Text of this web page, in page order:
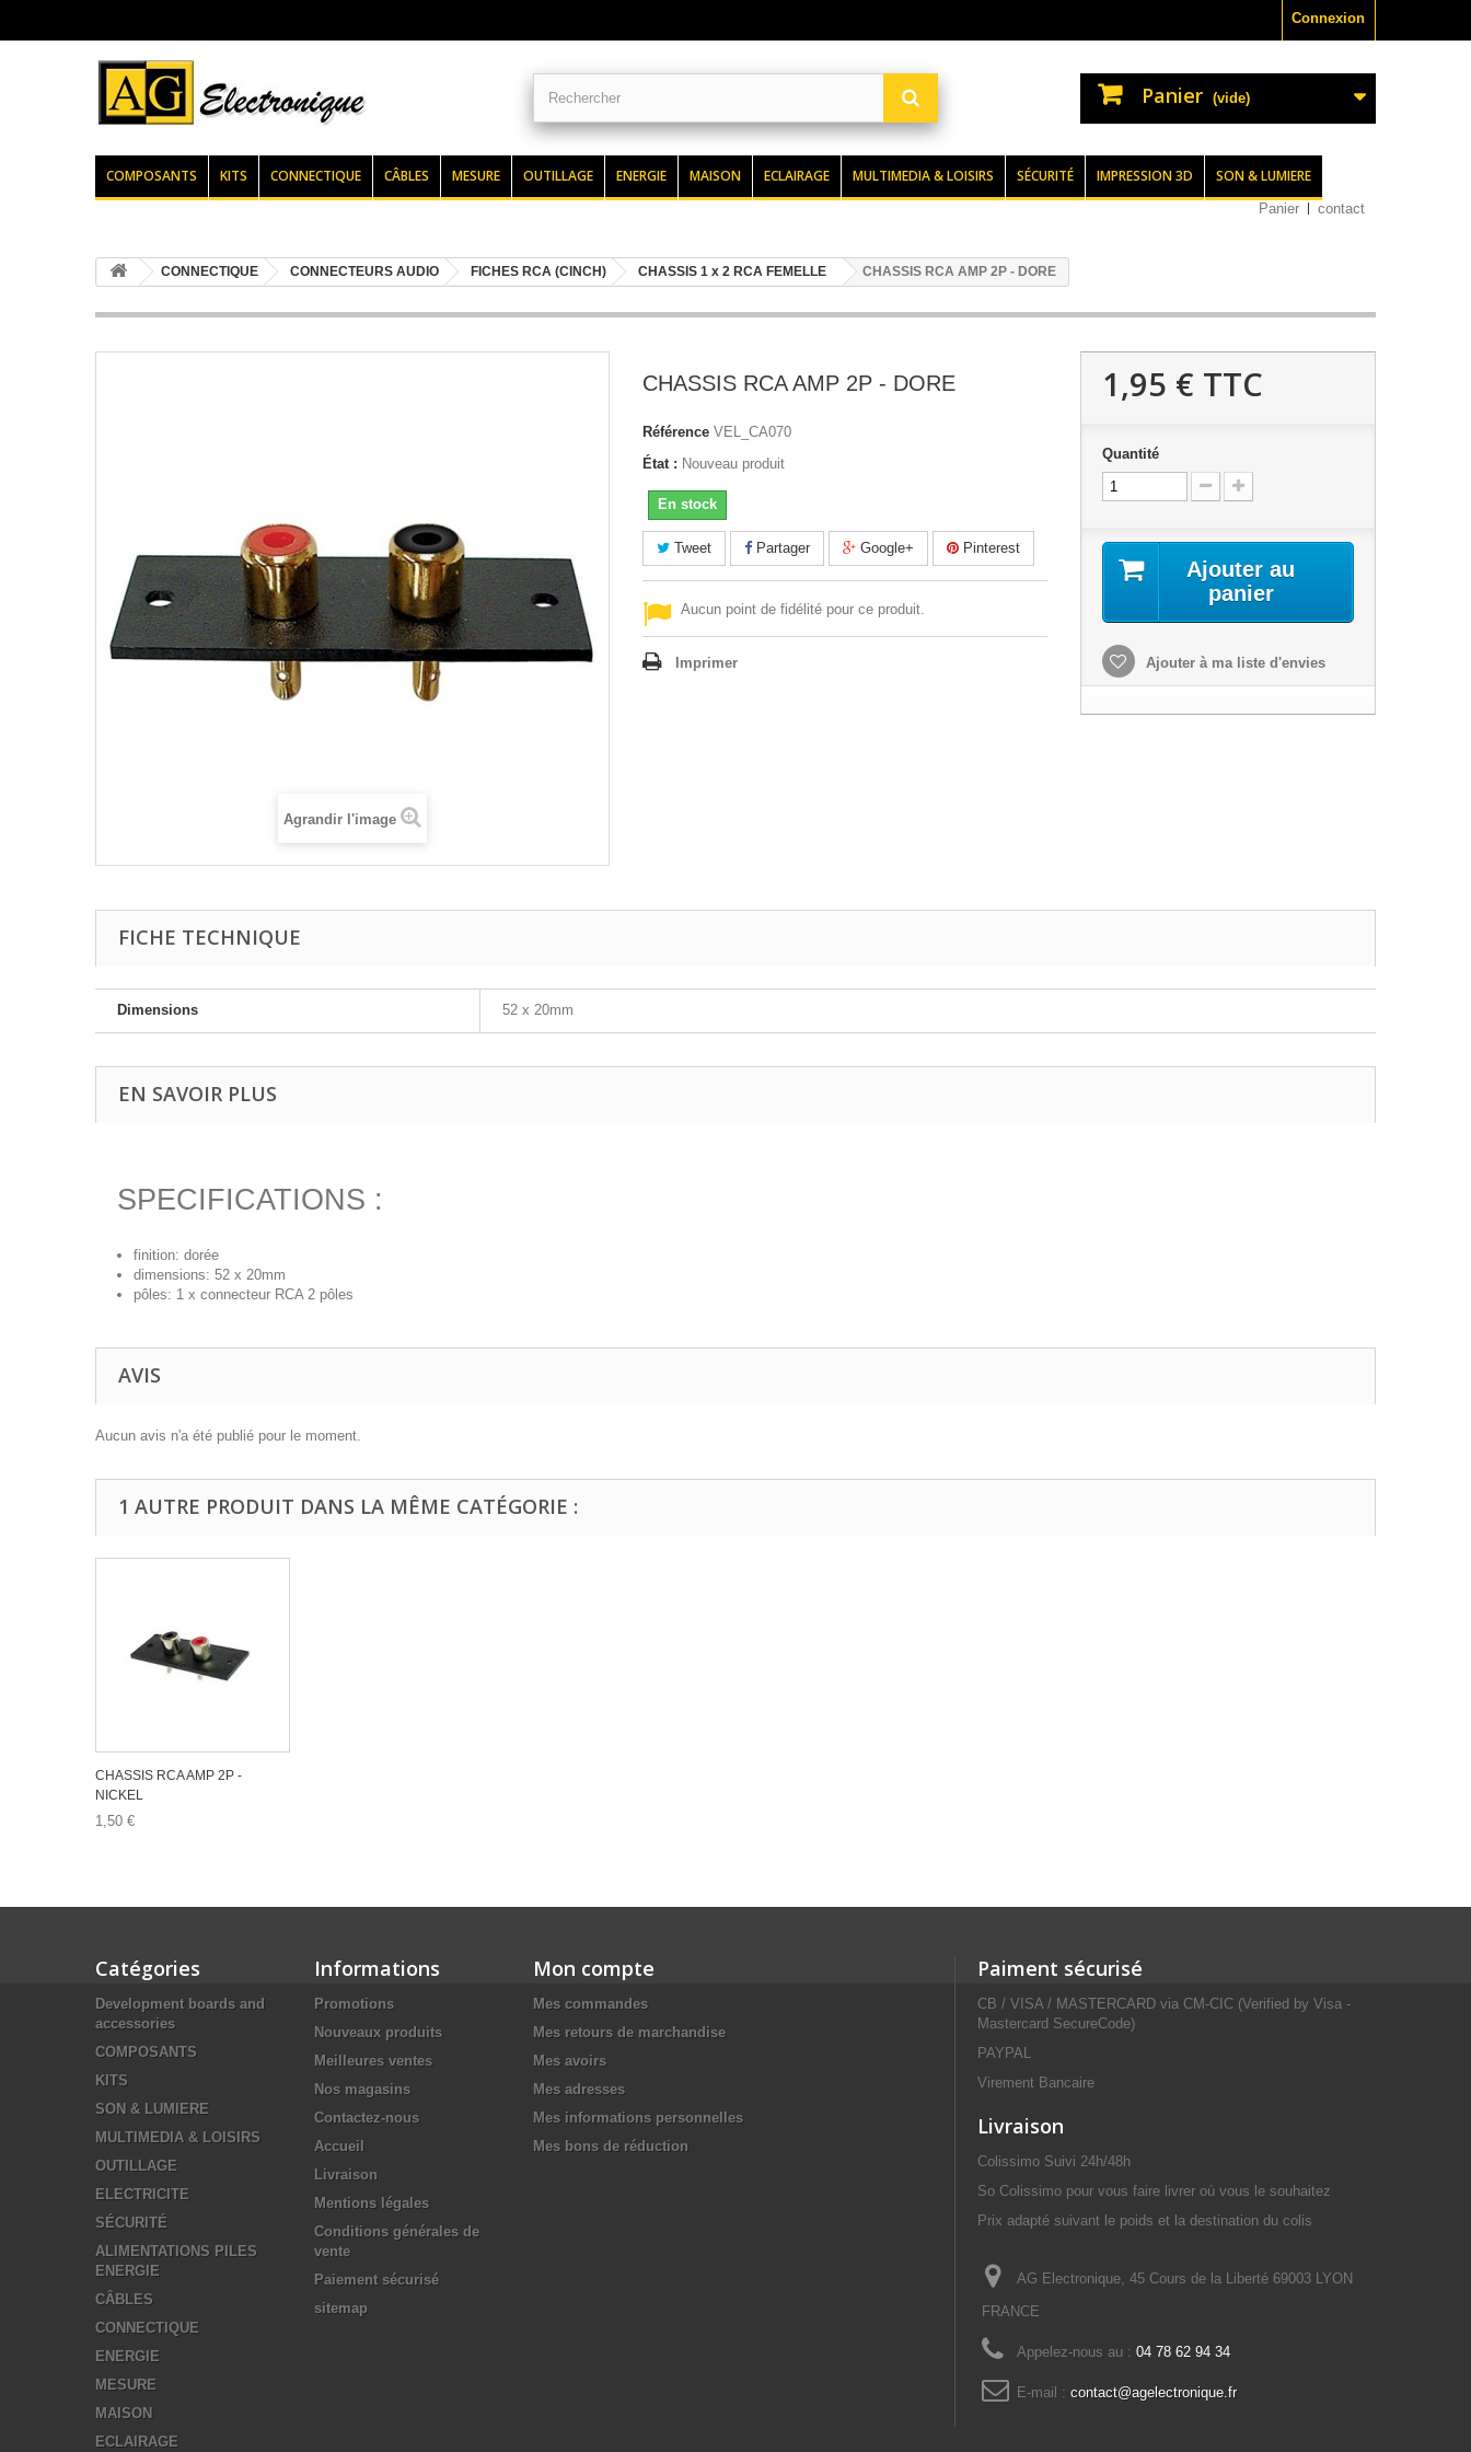
Connexion
Panier (vide)
COMPOSANTS KITS CONNECTIQUE CÂBLES MESURE OUTILLAGE ENERGIE MAISON ECLAIRAGE MULTIMEDIA & LOISIRS SÉCURITÉ IMPRESSION 3D SON & LUMIERE
Panier contact
CONNECTIQUE CONNECTEURS AUDIO FICHES RCA (CINCH) CHASSIS 1 x 2 RCA FEMELLE CHASSIS RCA AMP 2P - DORE
Agrandir l'image
CHASSIS RCA AMP 2P - DORE
Référence VEL_CA070
État : Nouveau produit
En stock
Tweet Partager Google+ Pinterest
Aucun point de fidélité pour ce produit.
Imprimer
1,95 € TTC
Quantité
Ajouter au
panier
Ajouter à ma liste d'envies
FICHE TECHNIQUE
Dimensions 52 x 20mm
EN SAVOIR PLUS
SPECIFICATIONS :
finition: dorée
dimensions: 52 x 20mm
pôles: 1 x connecteur RCA 2 pôles
AVIS
Aucun avis n'a été publié pour le moment.
1 AUTRE PRODUIT DANS LA MÊME CATÉGORIE :
CHASSIS RCA AMP 2P -
NICKEL
1,50 €
Catégories
Development boards and
accessories
COMPOSANTS
KITS
SON & LUMIERE
MULTIMEDIA & LOISIRS
OUTILLAGE
ELECTRICITE
SÉCURITÉ
ALIMENTATIONS PILES
ENERGIE
CÂBLES
CONNECTIQUE
ENERGIE
MESURE
MAISON
ECLAIRAGE
Informations
Promotions
Nouveaux produits
Meilleures ventes
Nos magasins
Contactez-nous
Accueil
Livraison
Mentions légales
Conditions générales de
vente
Paiement sécurisé
sitemap
Mon compte
Mes commandes
Mes retours de marchandise
Mes avoirs
Mes adresses
Mes informations personnelles
Mes bons de réduction
Paiment sécurisé
CB / VISA / MASTERCARD via CM-CIC (Verified by Visa -
Mastercard SecureCode)
PAYPAL
Virement Bancaire
Livraison
Colissimo Suivi 24h/48h
So Colissimo pour vous faire livrer où vous le souhaitez
Prix adapté suivant le poids et la destination du colis
AG Electronique, 45 Cours de la Liberté 69003 LYON
FRANCE
Appelez-nous au : 04 78 62 94 34
E-mail : contact@agelectronique.fr